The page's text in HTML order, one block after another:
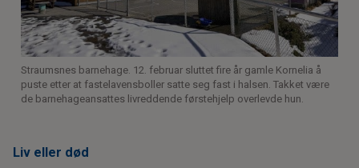
Straumsnes barnehage. 12. februar sluttet fire år gamle Kornelia å
puste etter at fastelavensboller satte seg fast i halsen. Takket være
de barnehageansattes livreddende førstehjelp overlevde hun.
Liv eller død